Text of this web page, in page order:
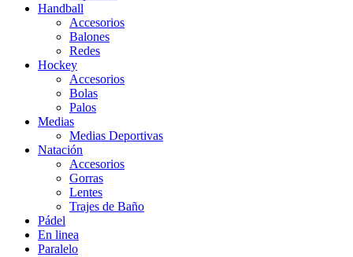
Handball
Accesorios
Balones
Redes
Hockey
Accesorios
Bolas
Palos
Medias
Medias Deportivas
Natación
Accesorios
Gorras
Lentes
Trajes de Baño
Pádel
En linea
Paralelo